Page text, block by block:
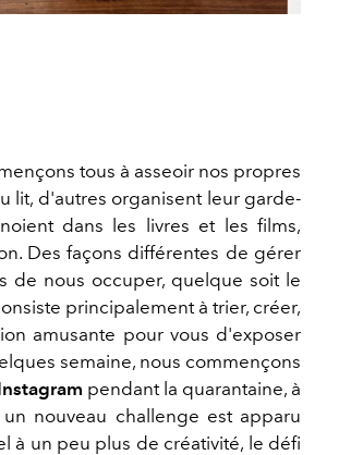
tous à asseoir nos propres
lit, d'autres organisent leur garde-
dans les livres et les films,
Des façons différentes de gérer
de nous occuper, quelque soit le
principalement à trier, créer,
amusante pour vous d'exposer
semaine, nous commençons
pendant la quarantaine, à
un nouveau challenge est apparu
à un peu plus de créativité, le défi